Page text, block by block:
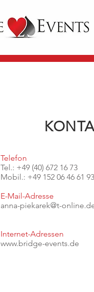
Telefon
Tel.: +49 (40) 672 16 73
Mobil.: +49 152 06 46 61 93
E-Mail-Adresse
anna-piekarek@t-
Internet-Adressen
www.bridge-events.de